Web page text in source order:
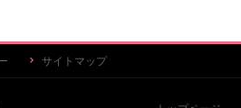
サイトマップ